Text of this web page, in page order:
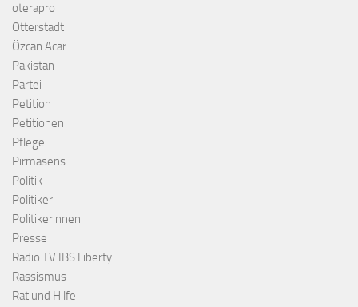
oterapro
Otterstadt
Özcan Acar
Pakistan
Partei
Petition
Petitionen
Pflege
Pirmasens
Politik
Politiker
Politikerinnen
Presse
Radio TV IBS Liberty
Rassismus
Rat und Hilfe